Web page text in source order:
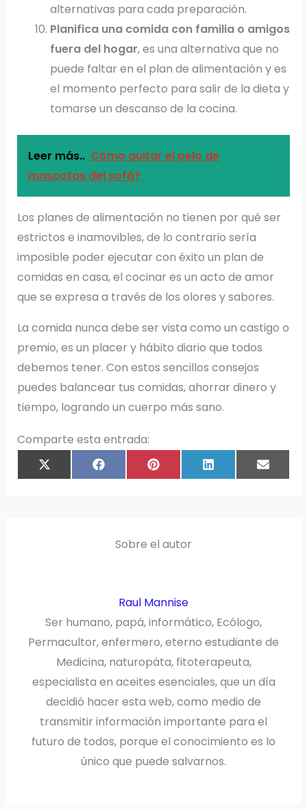
alternativas para cada preparación.
Planifica una comida con familia o amigos
fuera del hogar, es una alternativa que no
puede faltar en el plan de alimentación y es
el momento perfecto para salir de la dieta y
tomarse un descanso de la cocina.
Leer más.. Cómo quitar el pelo de
mascotas del sofá?
Los planes de alimentación no tienen por qué ser
estrictos e inamovibles, de lo contrario sería
imposible poder ejecutar con éxito un plan de
comidas en casa, el cocinar es un acto de amor
que se expresa a través de los olores y sabores.
La comida nunca debe ser vista como un castigo o
premio, es un placer y hábito diario que todos
debemos tener. Con estos sencillos consejos
puedes balancear tus comidas, ahorrar dinero y
tiempo, logrando un cuerpo más sano.
Comparte esta entrada:
COMPARTIR
EN
X
T
COMPARTIR
F
C
COMPARTIR
P
N
COMPARTIR
EN
L
N
E
A
Sobre el autor
Raul Mannise
Ser humano, papá, informático, Ecólogo,
Permacultor, enfermero, eterno estudiante de
Medicina, naturopáta, fitoterapeuta,
especialista en aceites esenciales, que un día
decidió hacer esta web, como medio de
transmitir información importante para el
futuro de todos, porque el conocimiento es lo
único que puede salvarnos.